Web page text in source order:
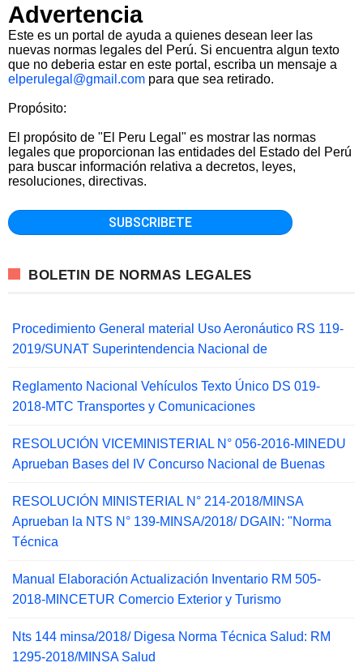
Advertencia
Este es un portal de ayuda a quienes desean leer las
nuevas normas legales del Perú. Si encuentra algun texto
que no deberia estar en este portal, escriba un mensaje a
elperulegal@gmail.com para que sea retirado.
Propósito:
El propósito de "El Peru Legal" es mostrar las normas
legales que proporcionan las entidades del Estado del Perú
para buscar información relativa a decretos, leyes,
resoluciones, directivas.
BOLETIN DE NORMAS LEGALES
Procedimiento General material Uso Aeronáutico RS 119-
2019/SUNAT Superintendencia Nacional de
Reglamento Nacional Vehículos Texto Único DS 019-
2018-MTC Transportes y Comunicaciones
RESOLUCIÓN VICEMINISTERIAL N° 056-2016-MINEDU
Aprueban Bases del IV Concurso Nacional de Buenas
RESOLUCIÓN MINISTERIAL N° 214-2018/MINSA
Aprueban la NTS N° 139-MINSA/2018/ DGAIN: "Norma
Técnica
Manual Elaboración Actualización Inventario RM 505-
2018-MINCETUR Comercio Exterior y Turismo
Nts 144 minsa/2018/ Digesa Norma Técnica Salud: RM
1295-2018/MINSA Salud